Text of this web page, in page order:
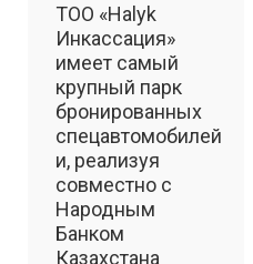
ТОО «Halyk
Инкассация»
имеет самый
крупный парк
бронированных
спецавтомобилей
и, реализуя
совместно с
Народным
Банком
Казахстана